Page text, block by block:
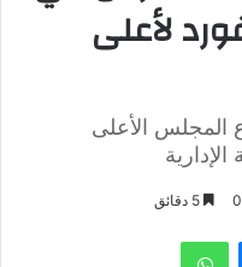
لأعلى
المجلس الأعلى
0
ماسنجر واتساب